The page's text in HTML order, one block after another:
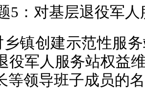
5：对基层退役军
乡镇创建示范性服
役军人服务站权益
等领导班子成员的